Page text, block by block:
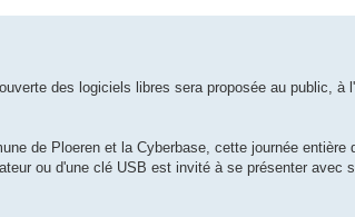
des logiciels libres sera proposée au public, à
de Ploeren et la Cyberbase, cette journée entière
ou d'une clé USB est invité à se présenter avec